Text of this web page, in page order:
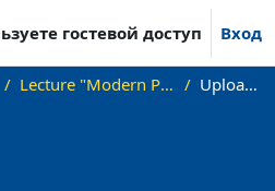
гостевой доступ Вход
Lecture "Modern Project Management in ICT", HUST, Hanoi, 2023 Upload: Task 2 Project Canvas